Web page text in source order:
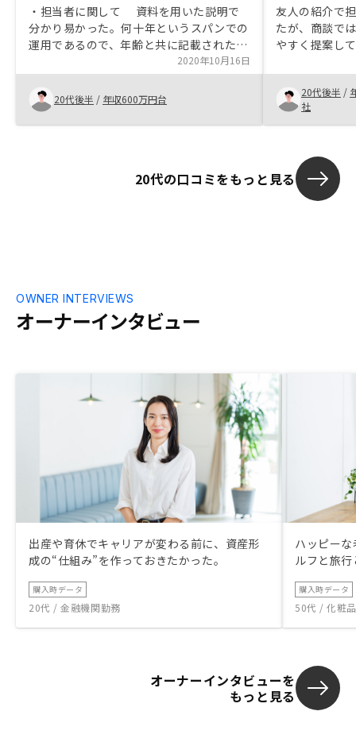
・担当者に関して 資料を用いた説明で
分かり易かった。何十年というスパンでの
運用であるので、年齢と共に記載された支
払い計画は一目瞭然の内容であり、不安事
項の解消に繋がった。 ・説明内容につい
て メリット・デメリットを網羅した説
明内容であり不安事項を払拭できた。特
に、質問に対する回答が分かりやすく、デ
必要な手続きは全て担当者から説明さ
2020年10月16日
20代後半 / 年収600万円台
友人の紹介で
たが、商談で
やすく提案し
教えてくれた
ありがたかっ
20代後半 /
社
20代の口コミをもっと見る
オーナーインタビュー
OWNER INTERVIEWS
出産や育休でキャリアが変わる前に、資産形
成の“仕組み”を作っておきたかった。
購入時データ
20代 / 金融機関勤務
ハッピー
ルフと旅
購入時データ
50代 / 化粧
オーナーインタビューを
もっと見る